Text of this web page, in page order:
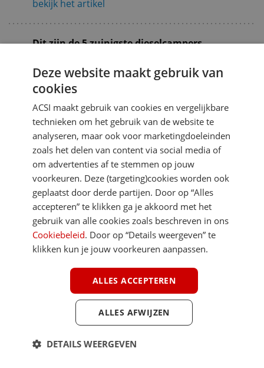
bekijk het artikel
Dit zijn de 5 zuinigste dieselcampers
Meer kampeernieuws in je mailbox!
Meld je aan voor de ACSI FreeLife-nieuwsbrief
Aanmelden
Je gegevens zijn veilig en worden niet gedeeld met anderen
DIRECT NAAR
Deze website maakt gebruik van
cookies
ACSI maakt gebruik van cookies en vergelijkbare
technieken om het gebruik van de website te
analyseren, maar ook voor marketingdoeleinden
zoals het delen van content via social media of
om advertenties af te stemmen op jouw
voorkeuren. Deze (targeting)cookies worden ook
geplaatst door derde partijen. Door op “Alles
accepteren” te klikken ga je akkoord met het
gebruik van alle cookies zoals beschreven in ons
Cookiebeleid. Door op “Details weergeven” te
klikken kun je jouw voorkeuren aanpassen.
ALLES ACCEPTEREN
ALLES AFWIJZEN
DETAILS WEERGEVEN